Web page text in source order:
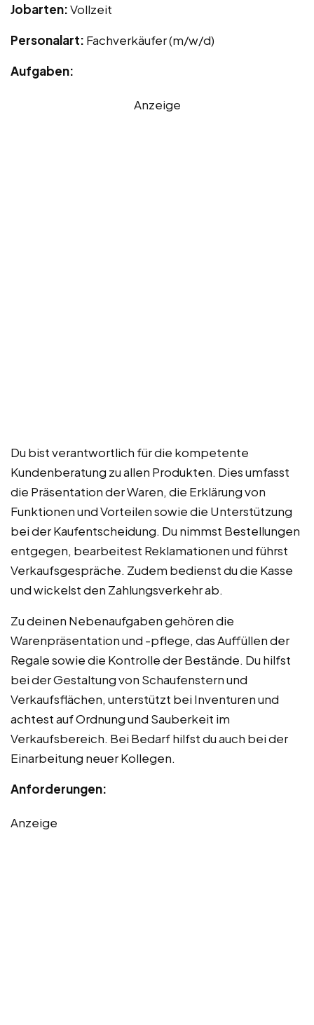
Jobarten:Vollzeit
Personalart: Fachverkäufer (m/w/d)
Aufgaben:
Anzeige
Du bist verantwortlich für die kompetente
Kundenberatung zu allen Produkten. Dies umfasst
die Präsentation der Waren, die Erklärung von
Funktionen und Vorteilen sowie die Unterstützung
bei der Kaufentscheidung. Du nimmst Bestellungen
entgegen, bearbeitest Reklamationen und führst
Verkaufsgespräche. Zudem bedienst du die Kasse
und wickelst den Zahlungsverkehr ab.
Zu deinen Nebenaufgaben gehören die
Warenpräsentation und -pflege, das Auffüllen der
Regale sowie die Kontrolle der Bestände. Du hilfst
bei der Gestaltung von Schaufenstern und
Verkaufsflächen, unterstützt bei Inventuren und
achtest auf Ordnung und Sauberkeit im
Verkaufsbereich. Bei Bedarf hilfst du auch bei der
Einarbeitung neuer Kollegen.
Anforderungen:
Anzeige